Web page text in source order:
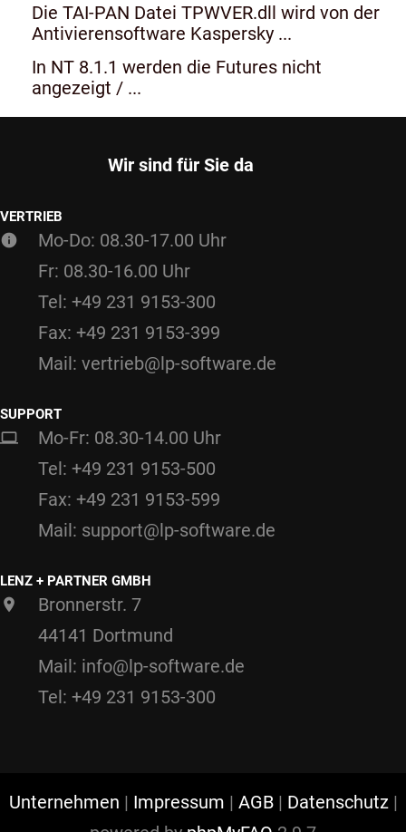
Die TAI-PAN Datei TPWVER.dll wird von der
Antivierensoftware Kaspersky ...
In NT 8.1.1 werden die Futures nicht
angezeigt / ...
Wir sind für Sie da
VERTRIEB
Mo-Do: 08.30-17.00 Uhr
Fr: 08.30-16.00 Uhr
Tel: +49 231 9153-300
Fax: +49 231 9153-399
Mail: vertrieb@lp-software.de
SUPPORT
Mo-Fr: 08.30-14.00 Uhr
Tel: +49 231 9153-500
Fax: +49 231 9153-599
Mail: support@lp-software.de
LENZ + PARTNER GMBH
Bronnerstr. 7
44141 Dortmund
Mail: info@lp-software.de
Tel: +49 231 9153-300
Unternehmen | Impressum | AGB | Datenschutz|